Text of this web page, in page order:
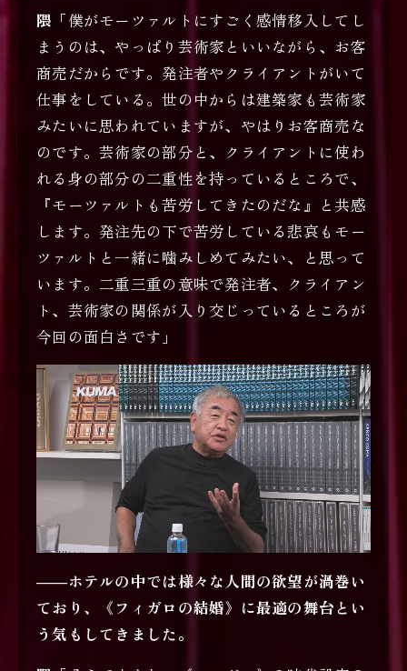
隈 「僕がモーツァルトにすごく感情移入してし
まうのは、やっぱり芸術家といいながら、お客
商売だからです。発注者やクライアントがいて
仕事をしている。世の中からは建築家も芸術家
みたいに思われていますが、やはりお客商売な
のです。芸術家の部分と、クライアントに使わ
れる身の部分の二重性を持っているところで、
『モーツァルトも苦労してきたのだな』と共感
します。発注先の下で苦労している悲哀もモー
ツァルトと一緒に噛みしめてみたい、と思って
います。二重三重の意味で発注者、クライアン
ト、芸術家の関係が入り交じっているところが
今回の面白さです」
――ホテルの中では様々な人間の欲望が渦巻い
ており、《フィガロの結婚》に最適の舞台とい
う気もしてきました。